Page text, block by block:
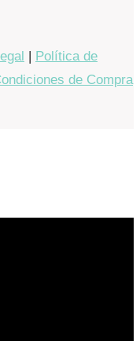
Política de
de Compra